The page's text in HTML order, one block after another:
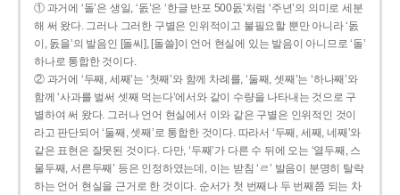
① 과거에 ‘돌’은 생일, ‘돐’은 ‘한글 반포 500돐’처럼 ‘주년’의 의미로 세분
해 써 왔다. 그러나 그러한 구별은 인위적이고 불필요할 뿐만 아니라 ‘돐
이, 돐을’의 발음인 [돌씨], [돌쓸]이 언어 현실에 있는 발음이 아니므로 ‘돌’
하나로 통합한 것이다.
② 과거에 ‘두째, 세째’는 ‘첫째’와 함께 차례를, ‘둘째, 셋째’는 ‘하나째’와
함께 ‘사과를 벌써 셋째 먹는다’에서와 같이 수량을 나타내는 것으로 구
별하여 써 왔다. 그러나 언어 현실에서 이와 같은 구별은 인위적인 것이
라고 판단되어 ‘둘째, 셋째’로 통합한 것이다. 따라서 ‘두째, 세째, 네째’와
같은 표현은 잘못된 것이다. 다만, ‘두째’가 다른 수 뒤에 오는 ‘열두째, 스
물두째, 서른두째’ 등은 인정하였는데, 이는 받침 ‘ㄹ’ 발음이 분명히 탈락
하는 언어 현실을 근거로 한 것이다. 순서가 첫 번째나 두 번째쯤 되는 차